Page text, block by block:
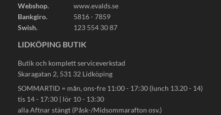
Webshop.
www.evalds.se
Bankgiro.
5816 - 7859
Swish.
123 554 30 87
LIDKÖPING BUTIK
Butik och komplett serviceverkstad
Skaragatan 2, 531 32 Lidköping
SOMMARTID = mån, ons-fre 11:00 - 17:30 (lunch 13.20 - 14)
tis 14 - 17:30 | lör 10 - 13:30
alla Aftnar stängt (Påsk-/Midsommarafton osv.)